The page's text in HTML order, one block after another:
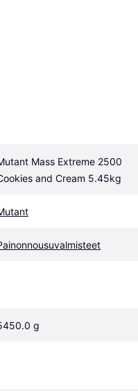
Mass Extreme 2500
and Cream 5.45kg
g